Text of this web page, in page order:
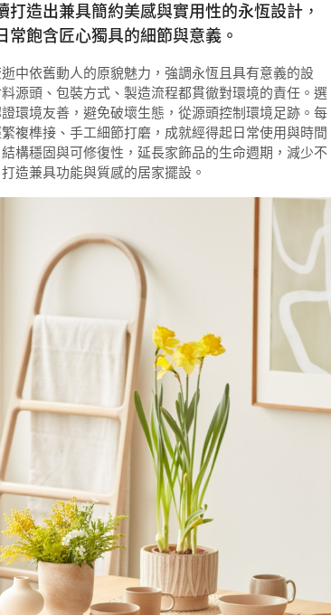
造出兼具簡約美感與實用性的永恆設計，
飽含匠心獨具的細節與意義。
中依舊動人的原貌魅力，強調永恆且具有意義的設
源頭、包裝方式、製造流程都貫徹對環境的責任。選
環境友善，避免破壞生態，從源頭控制環境足跡。每
複榫接、手工細節打磨，成就經得起日常使用與時間
構穩固與可修復性，延長家飾品的生命週期，減少不
造兼具功能與質感的居家擺設。